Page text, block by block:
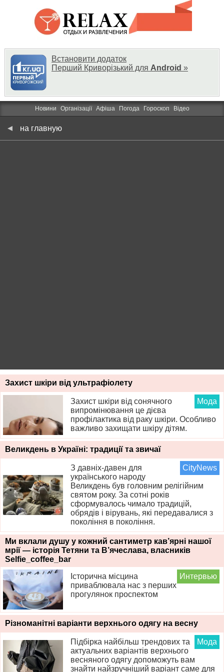
Встановити додаток
Перший Криворізький для Android »
Новини Організації Афіша Погода Гороскоп Відео
на главную
Захист шкіри від ультрафіолету
Мода
Захист шкіри від сонячного
випромінювання це дієва
профілактика від раку шкіри. Особливо
важливо захищати шкіру дітям.
Великдень в Україні: традиції та звичаї
CityNews
З давніх-давен для
українського народу
Великдень був головним релігійним
святом року. За сотні років
сформувалось чимало традицій,
обрядів і вірувань, які передавалися з
покоління в покоління.
Ми вклали душу у кожний сантиметр кав’ярні нашої
мрії — історія Тетяни та В’ячеслава, власників
Selfie_coffee_bar
Интервью
Історична місцина
приваблювала нас з перших
прогулянок проспектом
Різноманітні варіанти верхнього одягу на весну
Мода
Підбірка найбільш трендових та
актуальних варіантів верхнього
весняного одягу допоможуть вам
знайти найзручніший варіант саме для